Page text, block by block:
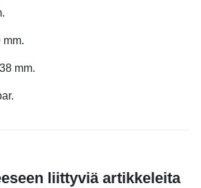
mm.
mm.
liittyviä artikkeleita